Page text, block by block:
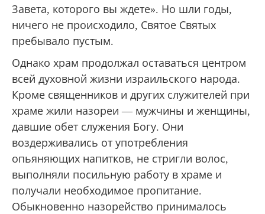
Завета, которого вы ждете». Но шли годы,
ничего не происходило, Святое Святых
пребывало пустым.
Однако храм продолжал оставаться центром
всей духовной жизни израильского народа.
Кроме священников и других служителей при
храме жили назореи — мужчины и женщины,
давшие обет служения Богу. Они
воздерживались от употребления
опьяняющих напитков, не стригли волос,
выполняли посильную работу в храме и
получали необходимое пропитание.
Обыкновенно назорейство принималось